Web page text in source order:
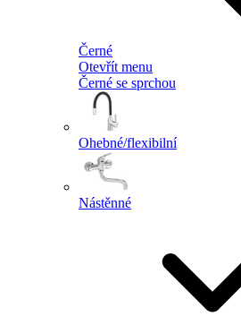
Černé
Otevřít menu
Černé se sprchou
Ohebné/flexibilní
Nástěnné